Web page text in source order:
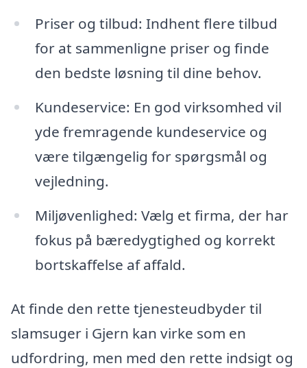
Priser og tilbud: Indhent flere tilbud
for at sammenligne priser og finde
den bedste løsning til dine behov.
Kundeservice: En god virksomhed vil
yde fremragende kundeservice og
være tilgængelig for spørgsmål og
vejledning.
Miljøvenlighed: Vælg et firma, der har
fokus på bæredygtighed og korrekt
bortskaffelse af affald.
At finde den rette tjenesteudbyder til
slamsuger i Gjern kan virke som en
udfordring, men med den rette indsigt og